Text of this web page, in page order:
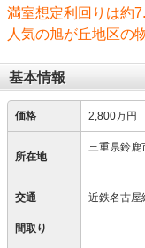
満室想定利回りは約
人気の旭が丘地区の
基本情報
価格 2,800万円
所在地
三重県鈴鹿
交通 近鉄名古屋
間取り －